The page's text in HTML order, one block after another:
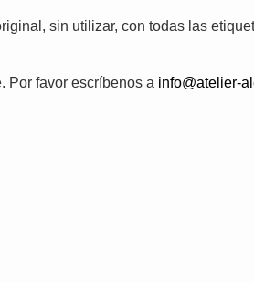
sin utilizar, con todas las
Por favor escríbenos a info@atelier-